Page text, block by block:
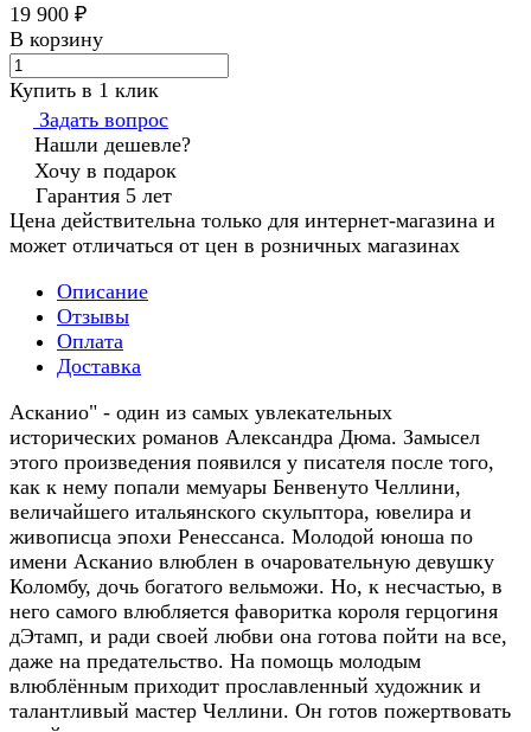
19 900 ₽
В корзину
Купить в 1 клик
Задать вопрос
Нашли дешевле?
Хочу в подарок
Гарантия 5 лет
Цена действительна только для интернет-магазина и
может отличаться от цен в розничных магазинах
Описание
Отзывы
Оплата
Доставка
Асканио" - один из самых увлекательных
исторических романов Александра Дюма. Замысел
этого произведения появился у писателя после того,
как к нему попали мемуары Бенвенуто Челлини,
величайшего итальянского скульптора, ювелира и
живописца эпохи Ренессанса. Молодой юноша по
имени Асканио влюблен в очаровательную девушку
Коломбу, дочь богатого вельможи. Но, к несчастью, в
него самого влюбляется фаворитка короля герцогиня
дЭтамп, и ради своей любви она готова пойти на все,
даже на предательство. На помощь молодым
влюблённым приходит прославленный художник и
талантливый мастер Челлини. Он готов пожертвовать